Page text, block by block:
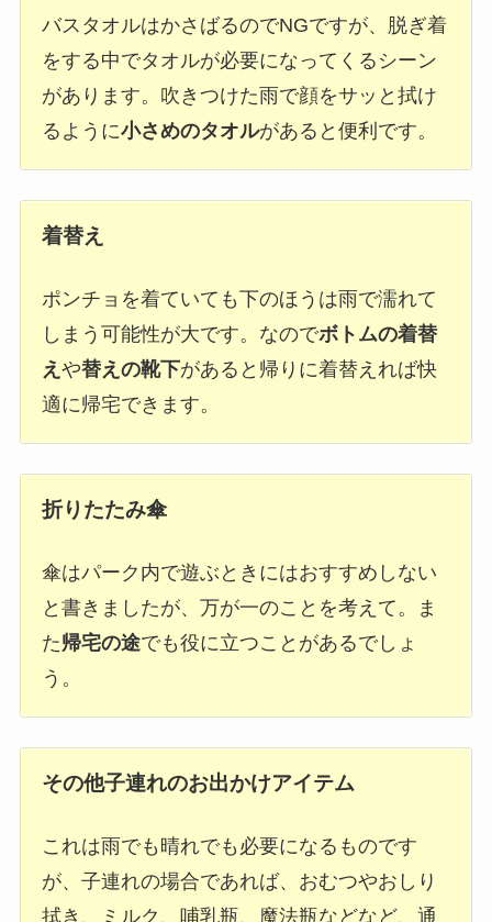
バスタオルはかさばるのでNGですが、脱ぎ着
をする中でタオルが必要になってくるシーン
があります。吹きつけた雨で顔をサッと拭け
るように小さめのタオルがあると便利です。
着替え
ポンチョを着ていても下のほうは雨で濡れて
しまう可能性が大です。なのでボトムの着替
え や替えの靴下があると帰りに着替えれば快
適に帰宅できます。
折りたたみ傘
傘はパーク内で遊ぶときにはおすすめしない
と書きましたが、万が一のことを考えて。ま
た帰宅の途でも役に立つことがあるでしょ
う。
その他子連れのお出かけアイテム
これは雨でも晴れでも必要になるものです
が、子連れの場合であれば、おむつやおしり
拭き、ミルク、哺乳瓶、魔法瓶などなど、通